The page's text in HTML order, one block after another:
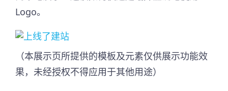
Logo。
（本展示页所提供的模板及元素仅供展示功能效
果，未经授权不得应用于其他用途）